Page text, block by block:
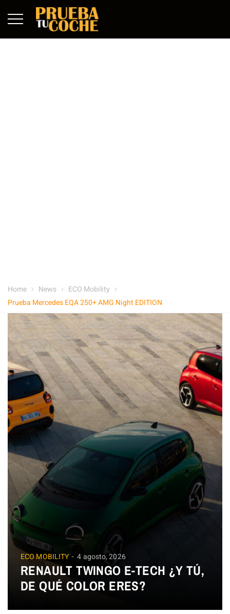
Home News
ECO Mobility
Prueba Mercedes EQA 250+ AMG Night EDITION
ECO MOBILITY 4 agosto, 2026
RENAULT TWINGO E-TECH ¿Y TÚ,
DE QUÉ COLOR ERES?